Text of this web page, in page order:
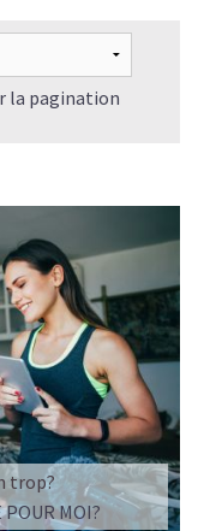
avant le
pic de glycémie,
et un allié parfait
d’un vrai café
la pagination
trop?
MOI?